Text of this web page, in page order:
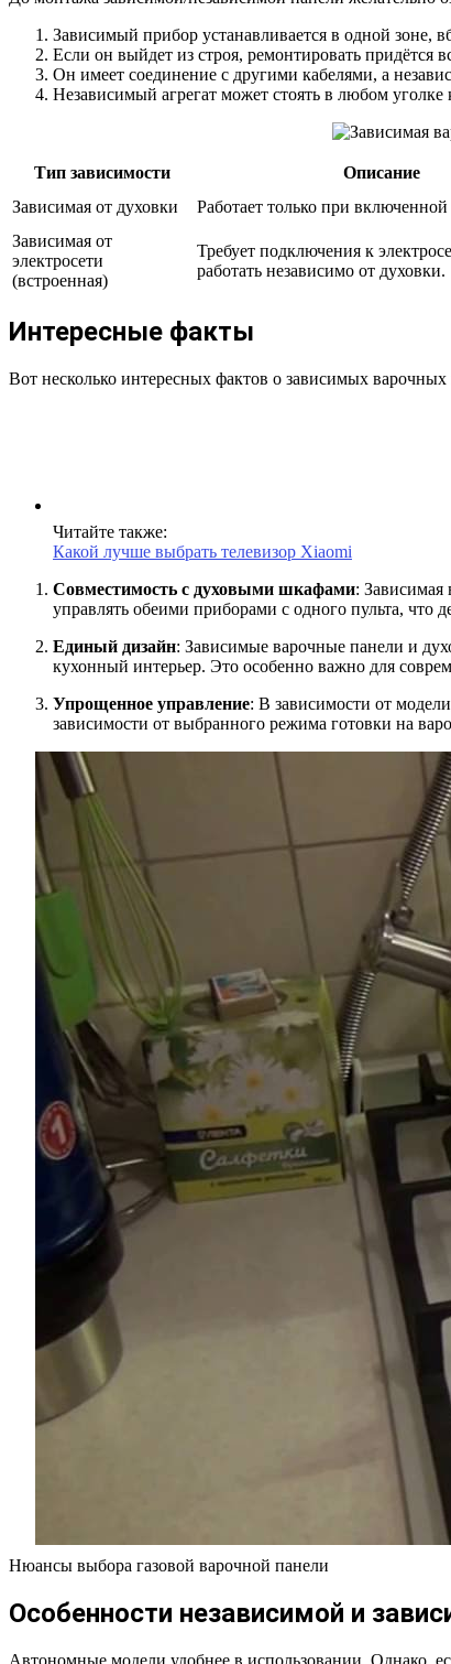
Зависимый прибор устанавливается в одной зоне,
Если он выйдет из строя, ремонтировать придётся
Он имеет соединение с другими кабелями, а
Независимый агрегат может стоять в любом уголке
Тип зависимости Описание
Зависимая от духовки
Работает только при включенной
Зависимая от
электросети
(встроенная)
Требует подключения к
работать независимо от духовки.
Интересные факты
Вот несколько интересных фактов о зависимых варочных
Читайте также:
Какой лучше выбрать телевизор Xiaomi
Совместимость с духовыми шкафами: Зависимая
управлять обеими приборами с одного пульта, что
Единый дизайн: Зависимые варочные панели и
кухонный интерьер. Это особенно важно для
Упрощенное управление: В зависимости от
зависимости от выбранного режима готовки на
Нюансы выбора газовой варочной панели
Особенности независимой и
Автономные модели удобнее в использовании. Однако,